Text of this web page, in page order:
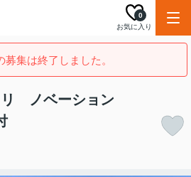
お気に入り
0
募集は終了しました。
ノベーション